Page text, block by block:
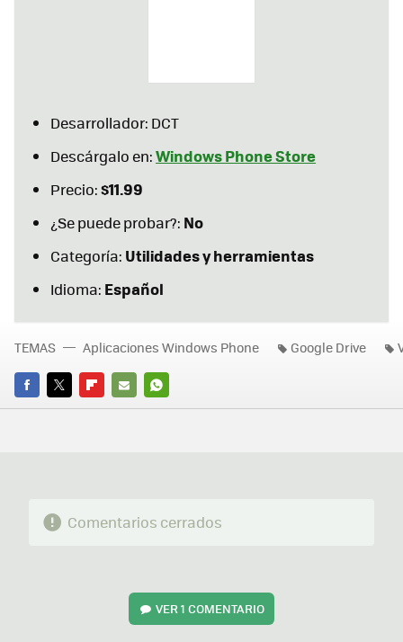
Desarrollador: DCT
Descárgalo en:Windows Phone Store
Precio:$11.99
¿Se puede probar?: No
Categoría: Utilidades y herramientas
Idioma: Español
FACEBOOK
TWITTERFLIPBOARD
E-
WHATSAPP
TEMAS Aplicaciones Windows Phone Google Drive
Comentarios cerrados
VER1 COMENTARIO